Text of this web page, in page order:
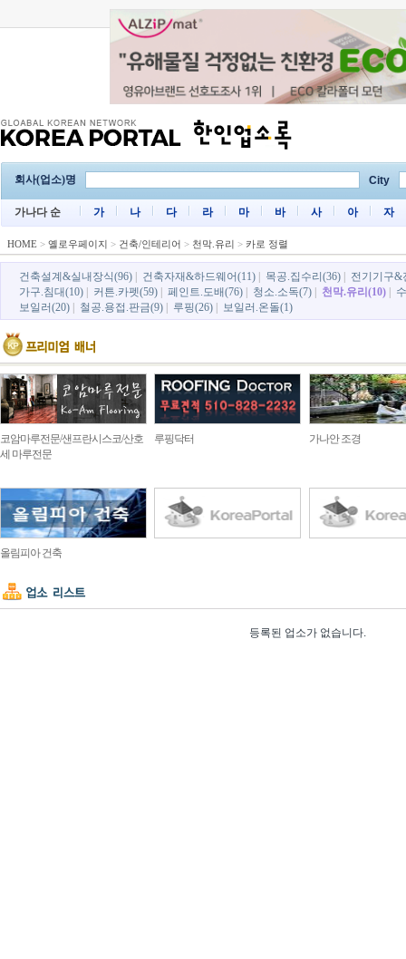
회사(업소)명 City
가나다 순 가 나 다 라 마 바 사 아 자
HOME > 옐로우페이지 > 건축/인테리어 > 천막.유리 > 카로 정렬
건축설계&실내장식(96) 건축자재&하드웨어(11) 목공.집수리(36)
전기기구&
가구.침대(10)
커튼.카펫(59) 페인트.도배(76) 청소.소독(7) 천막.유리(10)
보일러(20)
철공.용접.판금(9) 루핑(26) 보일러.온돌(1)
코암마루전문/샌프란시스코/산호
세 마루전문
루핑닥터 가나안 조경
올림피아 건축
등록된 업소가 없습니다.